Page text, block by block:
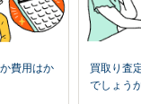
費用はか
買取り査
でしょう